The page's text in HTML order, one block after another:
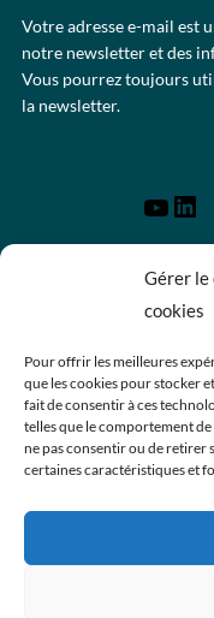
Gérer le
cookies
Pour offrir les meilleures
que les cookies pour stocker
fait de consentir à ces
telles que le comportement
ne pas consentir ou de retirer
certaines caractéristiques et
Votre adresse e-mail est
notre newsletter et des
Vous pourrez toujours
la newsletter.
Activités
Contact
Mentions
Politique
Politique